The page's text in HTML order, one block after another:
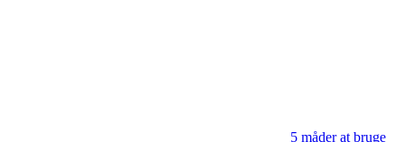
5 måder at bruge